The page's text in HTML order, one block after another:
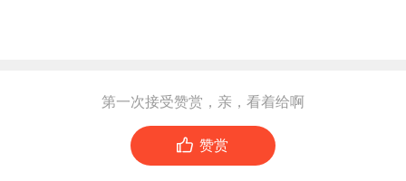
第一次接受赞赏，亲，看着给啊
 赞赏